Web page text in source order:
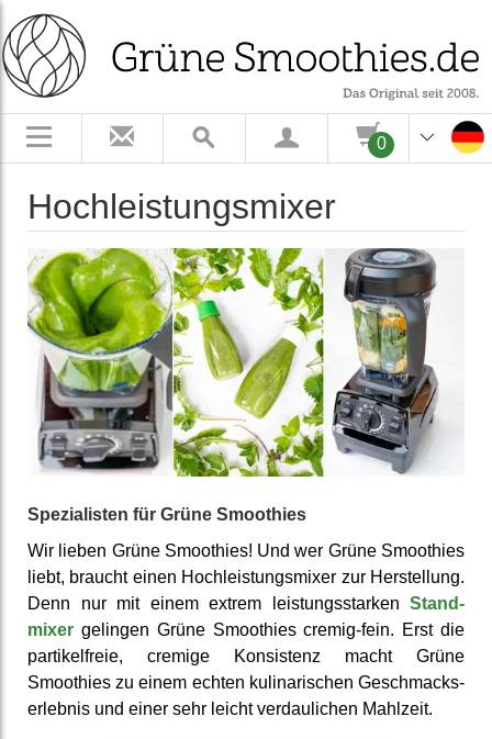
0
Hochleistungsmixer
Spezialisten für Grüne Smoothies
Wir lieben Grüne Smoothies! Und wer Grüne Smoothies
liebt, braucht einen Hoch­leistungs­mixer zur Her­stellung.
Denn nur mit einem extrem leis­tungs­starken Stand­
mixer gelingen Grüne Smoothies cremig-fein. Erst die
par­tikel­freie, cremige Konsis­tenz macht Grüne
Smoothies zu einem echten kuli­narischen Ge­schmacks­
erlebnis und einer sehr leicht verdau­lichen Mahl­zeit.